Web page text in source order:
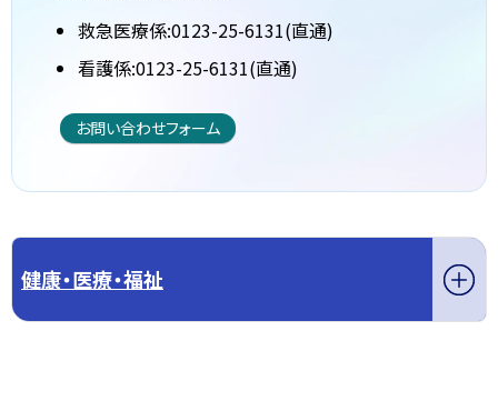
救急医療係:0123-25-6131(直通)
看護係:0123-25-6131(直通)
お問い合わせフォーム
健康・医療・福祉